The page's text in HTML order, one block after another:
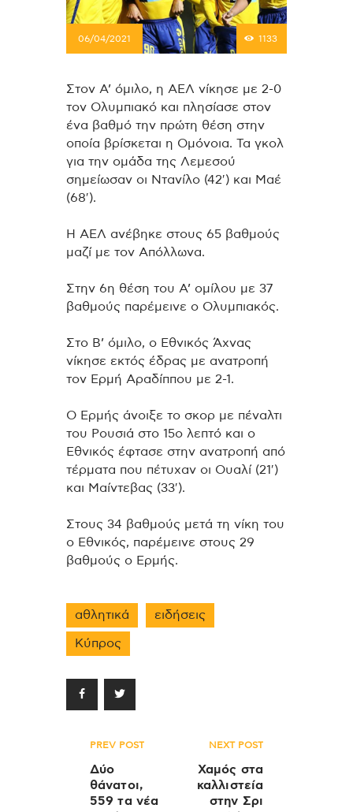
06/04/2021 1133
Στον Α’ όμιλο, η ΑΕΛ νίκησε με 2-0
τον Ολυμπιακό και πλησίασε στον
ένα βαθμό την πρώτη θέση στην
οποία βρίσκεται η Ομόνοια. Τα γκολ
για την ομάδα της Λεμεσού
σημείωσαν οι Ντανίλο (42′) και Μαέ
(68′).
Η ΑΕΛ ανέβηκε στους 65 βαθμούς
μαζί με τον Απόλλωνα.
Στην 6η θέση του Α’ ομίλου με 37
βαθμούς παρέμεινε ο Ολυμπιακός.
Στο Β’ όμιλο, ο Εθνικός Άχνας
νίκησε εκτός έδρας με ανατροπή
τον Ερμή Αραδίππου με 2-1.
Ο Ερμής άνοιξε το σκορ με πέναλτι
του Ρουσιά στο 15ο λεπτό και ο
Εθνικός έφτασε στην ανατροπή από
τέρματα που πέτυχαν οι Ουαλί (21′)
και Μαίντεβας (33′).
Στους 34 βαθμούς μετά τη νίκη του
ο Εθνικός, παρέμεινε στους 29
βαθμούς ο Ερμής.
αθλητικά ειδήσεις
Κύπρος
Πλοήγηση
άρθρων
PREV POST
Δύο
θάνατοι,
559 τα νέα
NEXT POST
Χαμός στα
καλλιστεία
στην Σρι